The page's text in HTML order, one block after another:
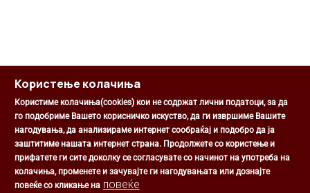
Општина Центар
Михаил Цоков бр. 1, Скопје
Скопје, РС Македонија
+389 2 3203 693
Користење колачиња
Користиме колачиња(cookies) кои не содржат лични податоци, за да
го подобриме Вашето корисничко искуство, да ги извршиме Вашите
нагодувања, да анализираме интернет сообраќај и подобро да ја
заштитиме нашата интернет страна. Продолжете со користење и
прифатете ги сите доколку се согласувате со начинот на употреба на
колачиња, променете и зачувајте ги нагодувањата или дознајте
повеќе со кликање на повеќе